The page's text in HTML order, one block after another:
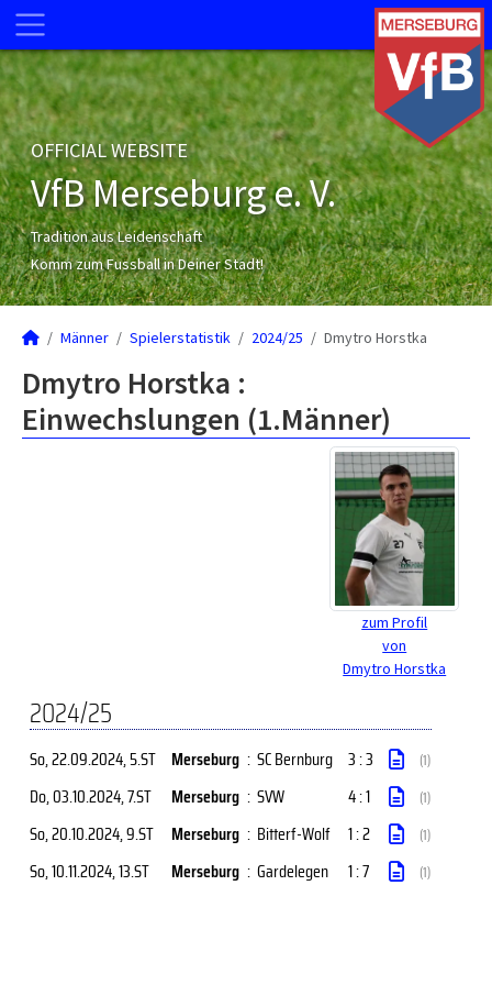
OFFICIAL WEBSITE
VfB Merseburg e. V.
Tradition aus Leidenschaft
Komm zum Fussball in Deiner Stadt!
Männer Spielerstatistik 2024/25 Dmytro Horstka
Dmytro Horstka :
Einwechslungen (1.Männer)
zum Profil
von
Dmytro Horstka
2024/25
So, 22.09.2024, 5.ST Merseburg : SC Bernburg 3 : 3 (1)
Do, 03.10.2024, 7.ST Merseburg : SVW 4 : 1 (1)
So, 20.10.2024, 9.ST Merseburg : Bitterf-Wolf 1 : 2 (1)
So, 10.11.2024, 13.ST Merseburg : Gardelegen 1 : 7 (1)